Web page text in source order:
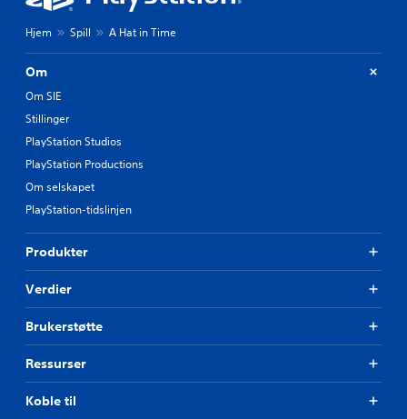
Hjem Spill A Hat in Time
Om
Om SIE
Stillinger
PlayStation Studios
PlayStation Productions
Om selskapet
PlayStation-tidslinjen
Produkter
Verdier
Brukerstøtte
Ressurser
Koble til